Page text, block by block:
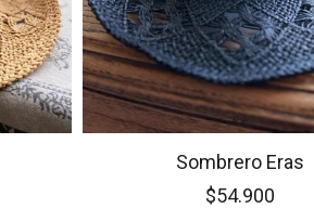
Sombrero Eras
$54.900